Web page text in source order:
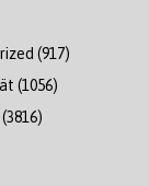
(917)
(1056)
(3816)